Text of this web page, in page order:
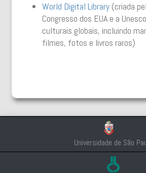
World Digital Library (criada
Congresso dos EUA e a
culturais globais, incluindo
filmes, fotos e livros raros)
Universidade de São